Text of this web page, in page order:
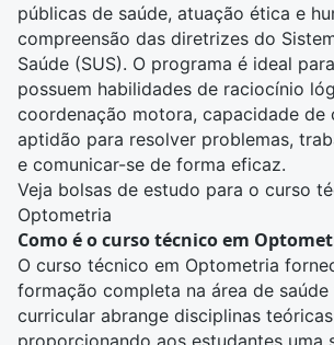
públicas de saúde, atuação ética e
compreensão das diretrizes do
Saúde (SUS). O programa é ideal
possuem habilidades de raciocínio
coordenação motora, capacidade de
aptidão para resolver problemas,
e comunicar-se de forma eficaz.
Veja bolsas de estudo para o curso
Optometria
Como é o curso técnico em
O curso técnico em Optometria
formação completa na área de
curricular abrange disciplinas
proporcionando aos estudantes uma